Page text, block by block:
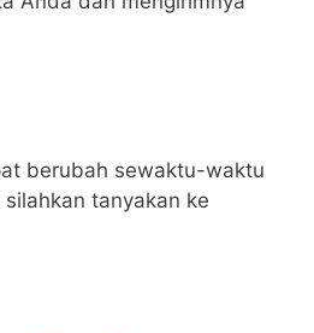
berubah sewaktu-waktu
tanyakan ke